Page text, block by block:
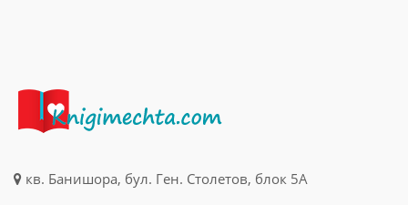
кв. Банишора, бул. Ген. Столетов, блок 5А